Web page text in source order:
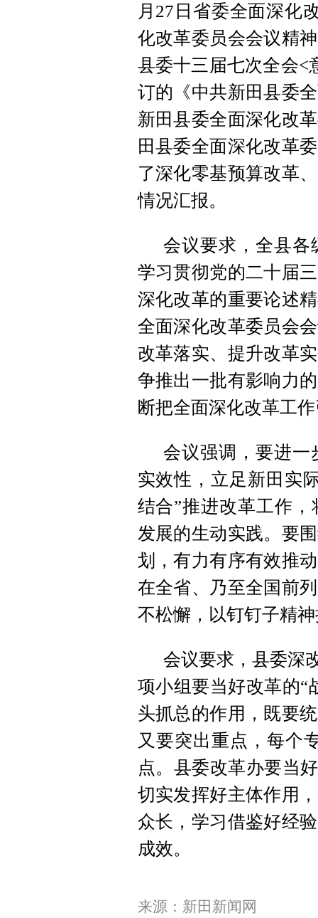
月27日省委全面深化
化改革委员会会议精
县委十三届七次全会<
订的《中共新田县委
新田县委全面深化改
田县委全面深化改革
了深化零基预算改革
情况汇报。
会议要求，全县各
学习贯彻党的二十届
深化改革的重要论述
全面深化改革委员会
改革落实、提升改革
争推出一批有影响力
断把全面深化改革工
会议强调，要进一
实效性，立足新田实
结合”推进改革工作
发展的生动实践。要
划，有力有序有效推
在全省、乃至全国前
不松懈，以钉钉子精
会议要求，县委深
项小组要当好改革的“
头抓总的作用，既要
又要突出重点，每个
点。县委改革办要当
切实发挥好主体作用
众长，学习借鉴好经
成效。
来源：新田新闻网